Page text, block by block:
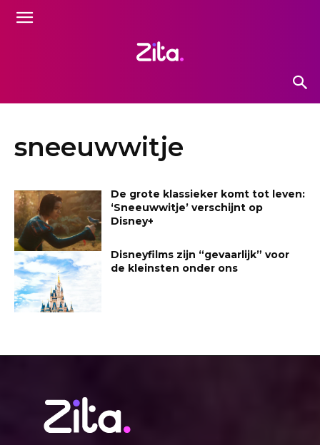
sneeuwwitje
De grote klassieker komt tot leven:
‘Sneeuwwitje’ verschijnt op
Disney+
Disneyfilms zijn “gevaarlijk” voor
de kleinsten onder ons